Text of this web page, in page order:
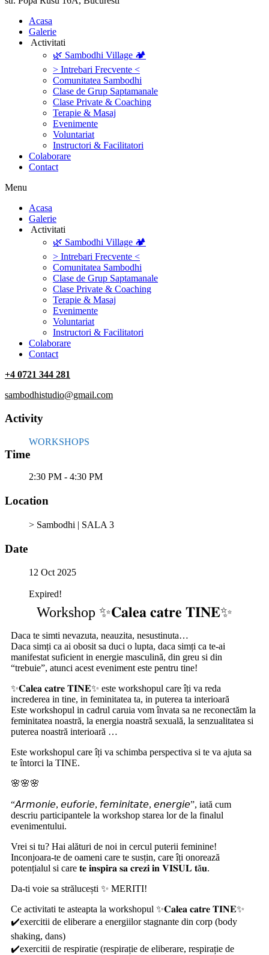
‎Acasa
Galerie
‎ ‎Activitati‎
🌿 Sambodhi Village 🏕️
> Intrebari Frecvente <
Comunitatea Sambodhi
Clase de Grup Saptamanale
Clase Private & Coaching
Terapie & Masaj
‎Evenimente
Voluntariat
‏‏‎Instructori & Facilitatori
Colaborare
Contact
Menu
‎Acasa
Galerie
‎ ‎Activitati‎
🌿 Sambodhi Village 🏕️
> Intrebari Frecvente <
Comunitatea Sambodhi
Clase de Grup Saptamanale
Clase Private & Coaching
Terapie & Masaj
‎Evenimente
Voluntariat
‏‏‎Instructori & Facilitatori
Colaborare
Contact
+4 0721 344 281
sambodhistudio@gmail.com
Activity
WORKSHOPS
Time
2:30 PM - 4:30 PM
Location
> Sambodhi | SALA 3
Date
12 Oct 2025
Expired!
Workshop ✨𝐂𝐚𝐥𝐞𝐚 𝐜𝐚𝐭𝐫𝐞 𝐓𝐈𝐍𝐄✨
Daca te simti nevazuta, neauzita, nesustinuta…
Daca simți ca ai obosit sa duci o lupta, daca simți ca te-ai
manifestat suficient in energie masculină, din greu si din
“trebuie”, atunci acest eveniment este pentru tine!
✨𝐂𝐚𝐥𝐞𝐚 𝐜𝐚𝐭𝐫𝐞 𝐓𝐈𝐍𝐄✨ este workshopul care îți va reda
increderea in tine, in feminitatea ta, in puterea ta interioară
Este workshopul in cadrul caruia vom învata sa ne reconectăm la
feminitatea noastră, la energia noastră sexuală, la senzualitatea si
puterea noastră interioară …
Este workshopul care îți va schimba perspectiva si te va ajuta sa
te întorci la TINE.
🌸🌸🌸
“𝘈𝘳𝘮𝘰𝘯𝘪𝘦, 𝘦𝘶𝘧𝘰𝘳𝘪𝘦, 𝘧𝘦𝘮𝘪𝘯𝘪𝘵𝘢𝘵𝘦, 𝘦𝘯𝘦𝘳𝘨𝘪𝘦”, iată cum
descriu participantele la workshop starea lor de la finalul
evenimentului.
Vrei si tu? Hai alături de noi in cercul puterii feminine!
Inconjoara-te de oameni care te susțin, care îți onorează
potențialul si care 𝐭𝐞 𝐢𝐧𝐬𝐩𝐢𝐫𝐚 𝐬𝐚 𝐜𝐫𝐞𝐳𝐢 𝐢𝐧 𝐕𝐈𝐒𝐔𝐋 𝐭ă𝐮.
Da-ti voie sa strălucești ✨ MERITI!
Ce activitati te asteapta la workshopul ✨𝐂𝐚𝐥𝐞𝐚 𝐜𝐚𝐭𝐫𝐞 𝐓𝐈𝐍𝐄✨
✔️exercitii de eliberare a energiilor stagnante din corp (body
shaking, dans)
✔️exercitii de respiratie (respirație de eliberare, respirație de